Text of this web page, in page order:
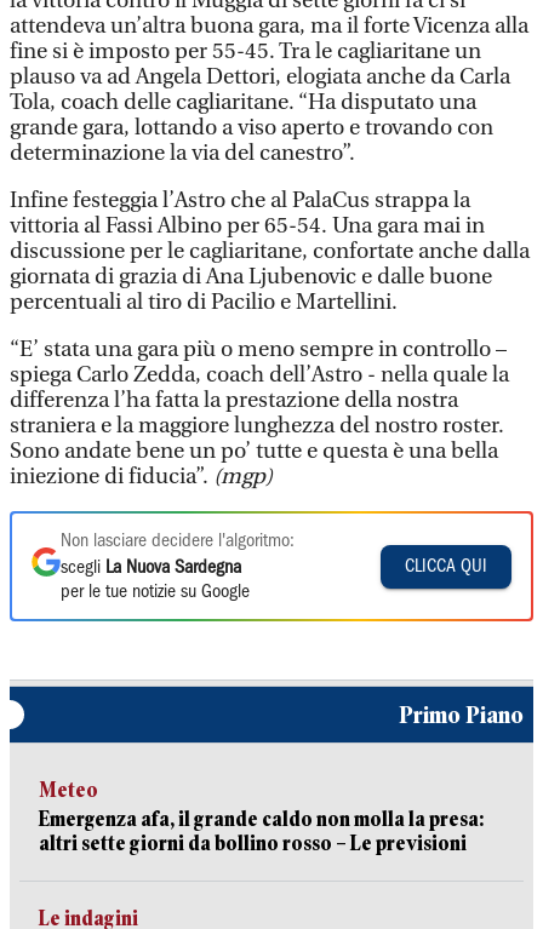
attendeva un’altra buona gara, ma il forte Vicenza alla
fine si è imposto per 55-45. Tra le cagliaritane un
plauso va ad Angela Dettori, elogiata anche da Carla
Tola, coach delle cagliaritane. “Ha disputato una
grande gara, lottando a viso aperto e trovando con
determinazione la via del canestro”.
Infine festeggia l’Astro che al PalaCus strappa la
vittoria al Fassi Albino per 65-54. Una gara mai in
discussione per le cagliaritane, confortate anche dalla
giornata di grazia di Ana Ljubenovic e dalle buone
percentuali al tiro di Pacilio e Martellini.
“E’ stata una gara più o meno sempre in controllo –
spiega Carlo Zedda, coach dell’Astro - nella quale la
differenza l’ha fatta la prestazione della nostra
straniera e la maggiore lunghezza del nostro roster.
Sono andate bene un po’ tutte e questa è una bella
iniezione di fiducia”. (mgp)
Non lasciare decidere l'algoritmo:
scegli La Nuova Sardegna
per le tue notizie su Google
CLICCA QUI
Primo Piano
Meteo
Emergenza afa, il grande caldo non molla la presa:
altri sette giorni da bollino rosso – Le previsioni
Le indagini